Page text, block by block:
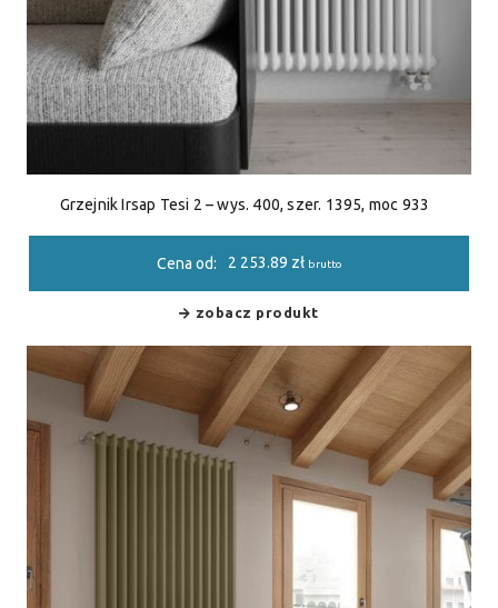
Grzejnik Irsap Tesi 2 – wys. 400, szer. 1395, moc 933
Cena od: 2 253.89 zł brutto
zobacz produkt